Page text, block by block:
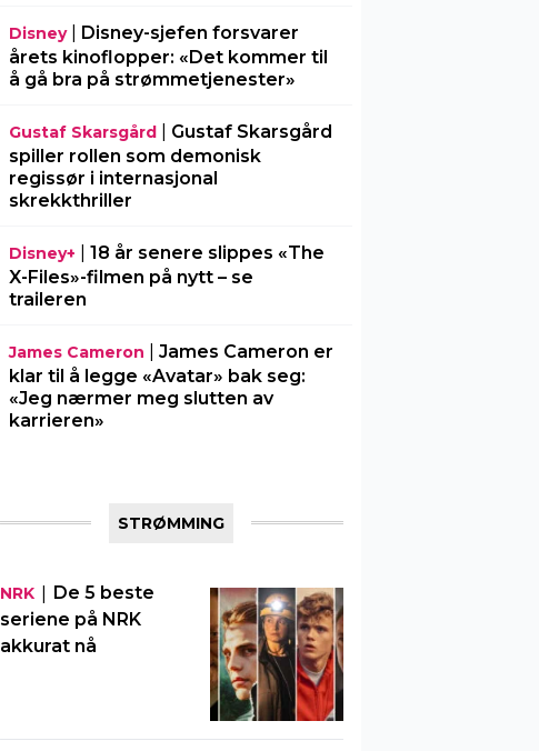
Disney| Disney-sjefen forsvarer
årets kinoflopper: «Det kommer til
å gå bra på strømmetjenester»
Gustaf Skarsgård| Gustaf Skarsgård
spiller rollen som demonisk
regissør i internasjonal
skrekkthriller
Disney+
18 år senere slippes «The
X-Files»-filmen på nytt – se
traileren
James Cameron
James Cameron er
klar til å legge «Avatar» bak seg:
«Jeg nærmer meg slutten av
karrieren»
STRØMMING
NRK| De 5 beste
seriene på NRK
akkurat nå